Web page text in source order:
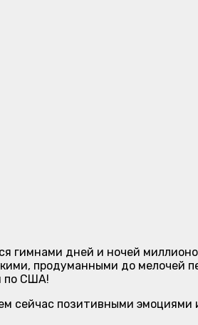
гимнами дней и ночей
продуманными до мелочей
по США!
сейчас позитивными